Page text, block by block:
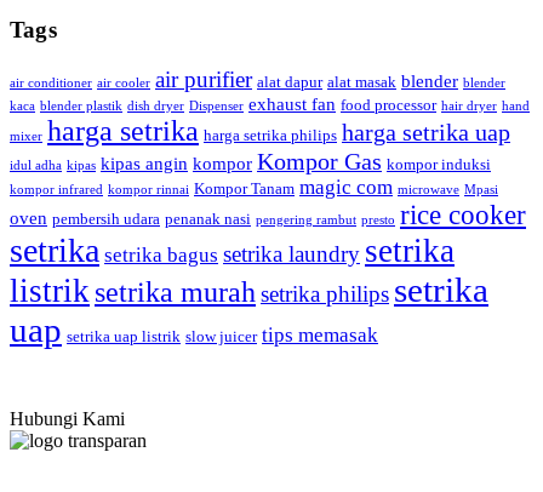
Tags
air conditioner air cooler air purifier alat dapur alat masak blender blender
kaca blender plastik dish dryer Dispenser exhaust fan food processor hair dryer hand
mixer harga setrika harga setrika philips harga setrika uap
idul adha kipas kipas angin kompor Kompor Gas kompor induksi
kompor infrared kompor rinnai Kompor Tanam magic com microwave Mpasi
oven pembersih udara penanak nasi pengering rambut presto rice cooker
setrika setrika bagus setrika laundry setrika
listriksetrika murah setrika philips setrika
uap setrika uap listrik slow juicer tips memasak
Hubungi Kami